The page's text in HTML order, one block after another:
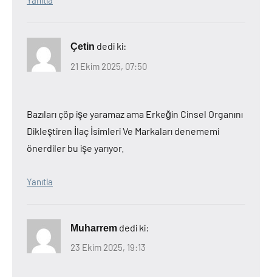
Çetin dedi ki:
21 Ekim 2025, 07:50
Bazıları çöp işe yaramaz ama Erkeğin Cinsel Organını
Dikleştiren İlaç İsimleri Ve Markaları denememi
önerdiler bu işe yarıyor.
Yanıtla
Muharrem dedi ki:
23 Ekim 2025, 19:13